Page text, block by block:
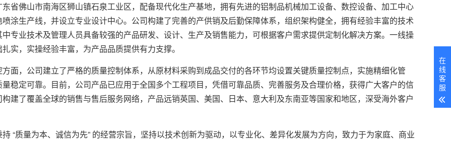
佛山市南海区狮山镇石泉工业区，配备现代化生产基地，拥有先进的铝制品机械加工设备、数控设备、加工中心
涂生产线，并设立专业设计中心。公司构建了完善的产供销及后勤保障体系，组织架构健全，拥有经验丰富的技术
专业技术及管理人员具备较强的产品研发、设计、生产及销售能力，可根据客户需求提供定制化解决方案。一线操
实，实操经验丰富，为产品品质提供有力支撑。
，公司建立了严格的质量控制体系，从原材料采购到成品交付的各环节均设置关键质量控制点，实施精细化管
稳定可靠。目前，公司产品已应用于全国多个工程项目，凭借可靠品质、完善服务及合理价格，获得广大客户的信
建了覆盖全球的销售与售后服务网络，产品远销英国、美国、日本、意大利及东南亚等国家和地区，深受海外客户
“质量为本、诚信为先” 的经营宗旨，坚持以技术创新为驱动，以专业化、差异化发展为方向，致力于为家庭、商业
在
线
客
服